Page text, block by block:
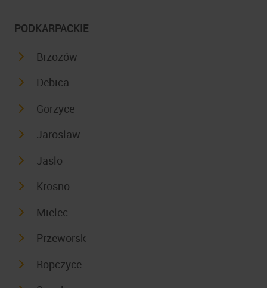
PODKARPACKIE
Brzozów
Debica
Gorzyce
Jaroslaw
Jaslo
Krosno
Mielec
Przeworsk
Ropczyce